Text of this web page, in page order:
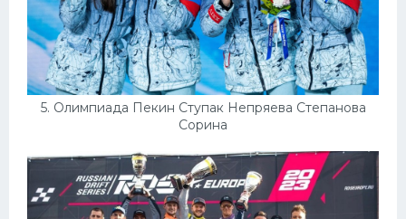
5. Олимпиада Пекин Ступак Непряева Степанова
Сорина